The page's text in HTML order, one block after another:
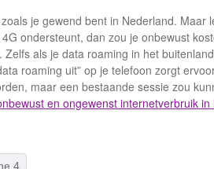
je gewend bent in Nederland. Maar
ondersteunt, dan zou je onbewust
als je data roaming in het
roaming uit” op je telefoon zorgt
maar een bestaande sessie zou
en ongewenst internetverbruik in
4